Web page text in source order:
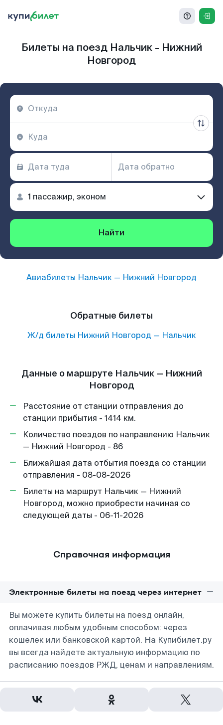
Билеты на поезд Нальчик - Нижний
Новгород
Найти
Авиабилеты Нальчик — Нижний Новгород
Обратные билеты
Ж/д билеты Нижний Новгород — Нальчик
Данные о маршруте Нальчик — Нижний
Новгород
Расстояние от станции отправления до
станции прибытия - 1414 км.
Количество поездов по направлению Нальчик
— Нижний Новгород - 86
Ближайшая дата отбытия поезда со станции
отправления - 08-08-2026
Билеты на маршрут Нальчик — Нижний
Новгород, можно приобрести начиная со
следующей даты - 06-11-2026
Справочная информация
Электронные билеты на поезд через интернет
Вы можете купить билеты на поезд онлайн,
оплачивая любым удобным способом: через
кошелек или банковской картой. На Купибилет.ру
вы всегда найдете актуальную информацию по
расписанию поездов РЖД, ценам и направлениям.